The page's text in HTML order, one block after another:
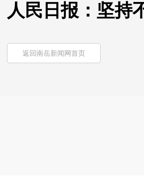
人民日报：坚持
返回南岳新闻网首页